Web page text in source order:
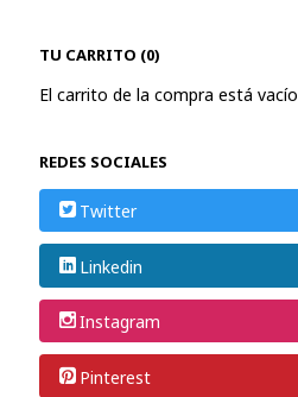
TU CARRITO (0)
El carrito de la compra está vacío
REDES SOCIALES
Twitter
Linkedin
Instagram
Pinterest